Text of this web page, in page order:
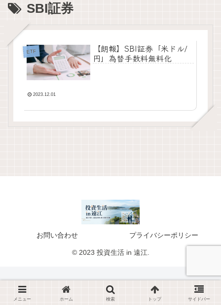
SBI証券
ETF
【朗報】SBI証券「米ドル/
円」為替手数料無料化
2023.12.01
お問い合わせ プライバシーポリシー
© 2023 投資生活 in 遠江.
メニュー ホーム 検索 トップ サイドバー